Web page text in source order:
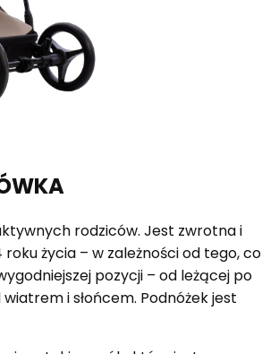
rodziców. Jest zwrotna i
roku życia – w zależności od tego, co
pozycji – od leżącej po
i słońcem. Podnóżek jest